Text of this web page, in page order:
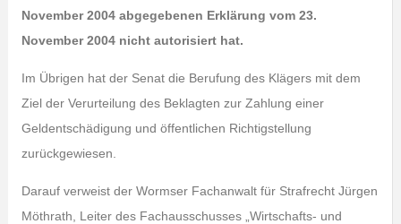
November 2004 abgegebenen Erklärung vom 23.
November 2004 nicht autorisiert hat.
Im Übrigen hat der Senat die Berufung des Klägers mit dem
Ziel der Verurteilung des Beklagten zur Zahlung einer
Geldentschädigung und öffentlichen Richtigstellung
zurückgewiesen.
Darauf verweist der Wormser Fachanwalt für Strafrecht Jürgen
Möthrath, Leiter des Fachausschusses „Wirtschafts- und